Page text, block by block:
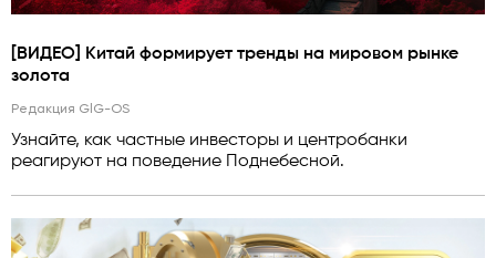
[ВИДЕО] Китай формирует тренды на мировом рынке
золота
Редакция GlG-OS
Узнайте, как частные инвесторы и центробанки
реагируют на поведение Поднебесной.